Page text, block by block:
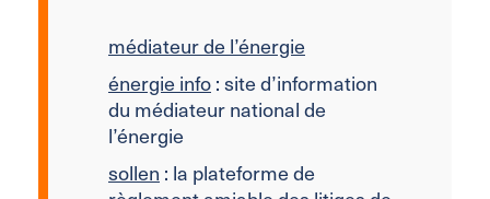
médiateur de l’énergie
énergie info: site d’information
du médiateur national de
l’énergie
sollen : la plateforme de